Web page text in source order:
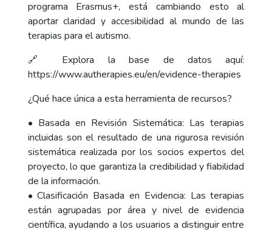
programa Erasmus+, está cambiando esto al
aportar claridad y accesibilidad al mundo de las
terapias para el autismo.
🔗 Explora la base de datos aquí:
https://www.autherapies.eu/en/evidence-therapies
¿Qué hace única a esta herramienta de recursos?
• Basada en Revisión Sistemática: Las terapias
incluidas son el resultado de una rigurosa revisión
sistemática realizada por los socios expertos del
proyecto, lo que garantiza la credibilidad y fiabilidad
de la información.
• Clasificación Basada en Evidencia: Las terapias
están agrupadas por área y nivel de evidencia
científica, ayudando a los usuarios a distinguir entre